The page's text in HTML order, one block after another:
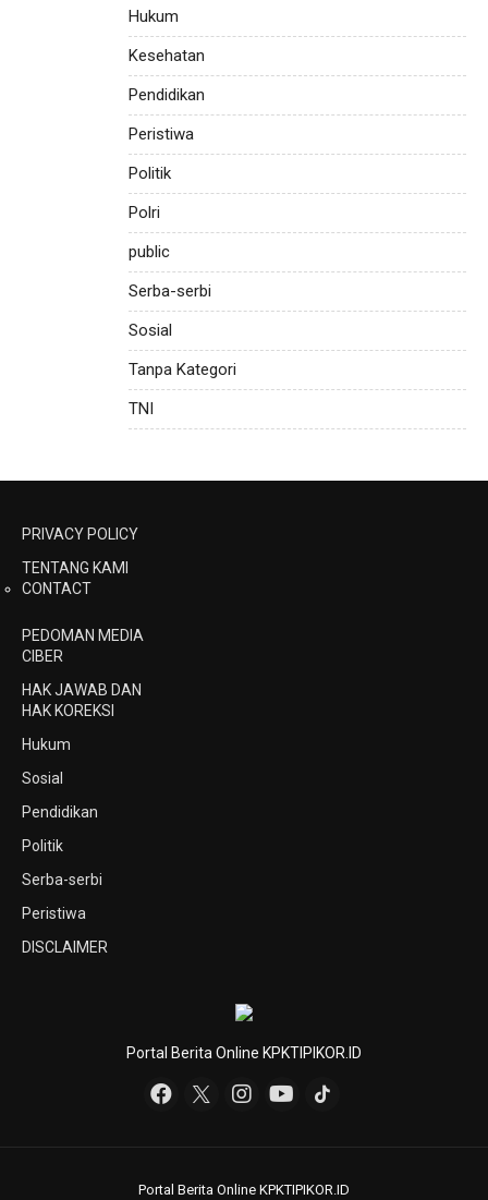
Hukum
Kesehatan
Pendidikan
Peristiwa
Politik
Polri
public
Serba-serbi
Sosial
Tanpa Kategori
TNI
PRIVACY POLICY
TENTANG KAMI
CONTACT
PEDOMAN MEDIA
CIBER
HAK JAWAB DAN
HAK KOREKSI
Hukum
Sosial
Pendidikan
Politik
Serba-serbi
Peristiwa
DISCLAIMER
Portal Berita Online KPKTIPIKOR.ID
Portal Berita Online KPKTIPIKOR.ID